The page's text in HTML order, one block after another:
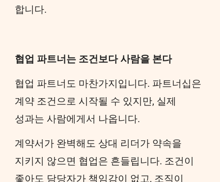
합니다.
협업 파트너는 조건보다 사람을 본다
협업 파트너도 마찬가지입니다. 파트너십은
계약 조건으로 시작될 수 있지만, 실제
성과는 사람에게서 나옵니다.
계약서가 완벽해도 상대 리더가 약속을
지키지 않으면 협업은 흔들립니다. 조건이
좋아도 담당자가 책임감이 없고, 조직이